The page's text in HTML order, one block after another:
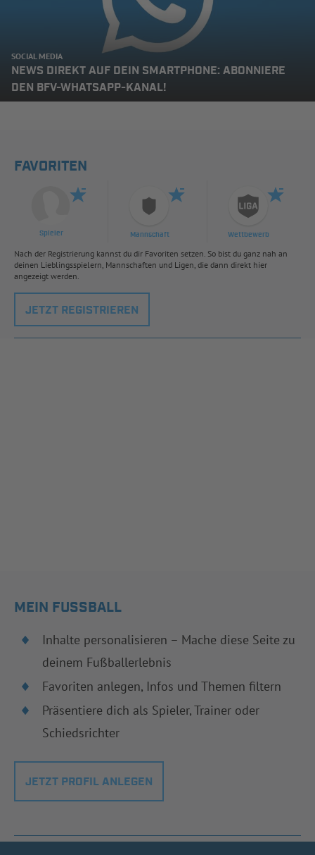
SOCIAL MEDIA
NEWS DIREKT AUF DEIN SMARTPHONE: ABONNIERE
DEN BFV-WHATSAPP-KANAL!
FAVORITEN
Spieler Mannschaft Wettbewerb
Nach der Registrierung kannst du dir Favoriten setzen. So bist du ganz nah an
deinen Lieblingsspielern, Mannschaften und Ligen, die dann direkt hier
angezeigt werden.
JETZT REGISTRIEREN
MEIN FUSSBALL
Inhalte personalisieren – Mache diese Seite zu
deinem Fußballerlebnis
Favoriten anlegen, Infos und Themen filtern
Präsentiere dich als Spieler, Trainer oder
Schiedsrichter
JETZT PROFIL ANLEGEN